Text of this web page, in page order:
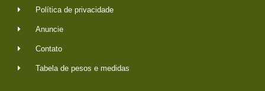
Política de privacidade
Anuncie
Contato
Tabela de pesos e medidas